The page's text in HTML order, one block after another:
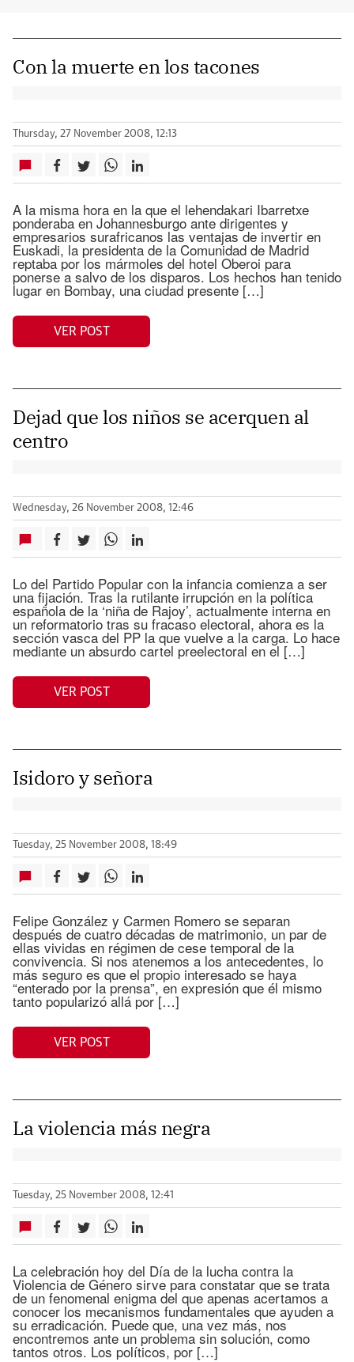
Con la muerte en los tacones
Thursday, 27 November 2008, 12:13
A la misma hora en la que el lehendakari Ibarretxe
ponderaba en Johannesburgo ante dirigentes y
empresarios surafricanos las ventajas de invertir en
Euskadi, la presidenta de la Comunidad de Madrid
reptaba por los mármoles del hotel Oberoi para
ponerse a salvo de los disparos. Los hechos han tenido
lugar en Bombay, una ciudad presente […]
VER POST
Dejad que los niños se acerquen al
centro
Wednesday, 26 November 2008, 12:46
Lo del Partido Popular con la infancia comienza a ser
una fijación. Tras la rutilante irrupción en la política
española de la ‘niña de Rajoy’, actualmente interna en
un reformatorio tras su fracaso electoral, ahora es la
sección vasca del PP la que vuelve a la carga. Lo hace
mediante un absurdo cartel preelectoral en el […]
VER POST
Isidoro y señora
Tuesday, 25 November 2008, 18:49
Felipe González y Carmen Romero se separan
después de cuatro décadas de matrimonio, un par de
ellas vividas en régimen de cese temporal de la
convivencia. Si nos atenemos a los antecedentes, lo
más seguro es que el propio interesado se haya
“enterado por la prensa”, en expresión que él mismo
tanto popularizó allá por […]
VER POST
La violencia más negra
Tuesday, 25 November 2008, 12:41
La celebración hoy del Día de la lucha contra la
Violencia de Género sirve para constatar que se trata
de un fenomenal enigma del que apenas acertamos a
conocer los mecanismos fundamentales que ayuden a
su erradicación. Puede que, una vez más, nos
encontremos ante un problema sin solución, como
tantos otros. Los políticos, por […]